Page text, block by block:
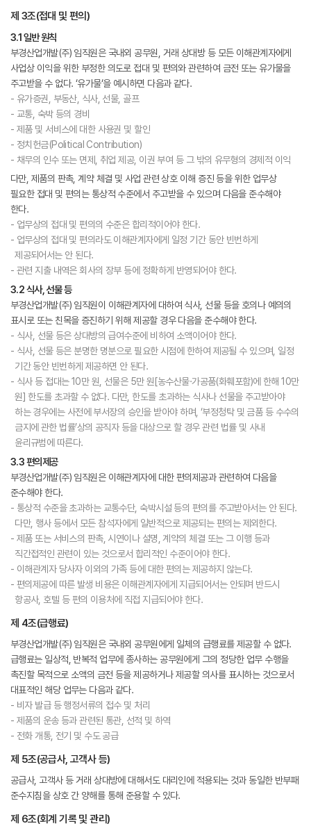
제 3조(접대 및 편의)
3.1 일반 원칙
부경산업개발(주) 임직원은 국내외 공무원, 거래 상대방 등 모든 이해관계자에게
사업상 이익을 위한 부정한 의도로 접대 및 편의와 관련하여 금전 또는 유가물을
주고받을 수 없다. ‘유가물‘을 예시하면 다음과 같다.
- 유가증권, 부동산, 식사, 선물, 골프
- 교통, 숙박 등의 경비
- 제품 및 서비스에 대한 사용권 및 할인
- 정치헌금(Political Contribution)
- 채무의 인수 또는 면제, 취업 제공, 이권 부여 등 그 밖의 유무형의 경제적 이익
다만, 제품의 판촉, 계약 체결 및 사업 관련 상호 이해 증진 등을 위한 업무상
필요한 접대 및 편의는 통상적 수준에서 주고받을 수 있으며 다음을 준수해야
한다.
- 업무상의 접대 및 편의의 수준은 합리적이어야 한다.
- 업무상의 접대 및 편의라도 이해관계자에게 일정 기간 동안 빈번하게
제공되어서는 안 된다.
- 관련 지출 내역은 회사의 장부 등에 정확하게 반영되어야 한다.
3.2 식사, 선물 등
부경산업개발(주) 임직원이 이해관계자에 대하여 식사, 선물 등을 호의나 예의의
표시로 또는 친목을 증진하기 위해 제공할 경우 다음을 준수해야 한다.
- 식사, 선물 등은 상대방의 급여수준에 비하여 소액이어야 한다.
- 식사, 선물 등은 분명한 명분으로 필요한 시점에 한하여 제공될 수 있으며, 일정
기간 동안 빈번하게 제공하면 안 된다.
- 식사 등 접대는 10만 원, 선물은 5만 원[농수산물·가공품(화훼포함)에 한해 10만
원] 한도를 초과할 수 없다. 다만, 한도를 초과하는 식사나 선물을 주고받아야
하는 경우에는 사전에 부서장의 승인을 받아야 하며, ‘부정청탁 및 금품 등 수수의
금지에 관한 법률’상의 공직자 등을 대상으로 할 경우 관련 법률 및 사내
윤리규범에 따른다.
3.3 편의제공
부경산업개발(주) 임직원은 이해관계자에 대한 편의제공과 관련하여 다음을
준수해야 한다.
- 통상적 수준을 초과하는 교통수단, 숙박시설 등의 편의를 주고받아서는 안 된다.
다만, 행사 등에서 모든 참석자에게 일반적으로 제공되는 편의는 제외한다.
- 제품 또는 서비스의 판촉, 시연이나 설명, 계약의 체결 또는 그 이행 등과
직간접적인 관련이 있는 것으로서 합리적인 수준이어야 한다.
- 이해관계자 당사자 이외의 가족 등에 대한 편의는 제공하지 않는다.
- 편의제공에 따른 발생 비용은 이해관계자에게 지급되어서는 안되며 반드시
항공사, 호텔 등 편의 이용처에 직접 지급되어야 한다.
제 4조(급행료)
부경산업개발(주) 임직원은 국내외 공무원에게 일체의 급행료를 제공할 수 없다.
급행료는 일상적, 반복적 업무에 종사하는 공무원에게 그의 정당한 업무 수행을
촉진할 목적으로 소액의 금전 등을 제공하거나 제공할 의사를 표시하는 것으로서
대표적인 해당 업무는 다음과 같다.
- 비자 발급 등 행정서류의 접수 및 처리
- 제품의 운송 등과 관련된 통관, 선적 및 하역
- 전화 개통, 전기 및 수도 공급
제 5조(공급사, 고객사 등)
공급사, 고객사 등 거래 상대방에 대해서도 대리인에 적용되는 것과 동일한 반부패
준수지침을 상호 간 양해를 통해 준용할 수 있다.
제 6조(회계 기록 및 관리)